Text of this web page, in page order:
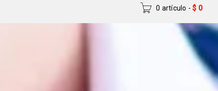
0 artículo - $ 0